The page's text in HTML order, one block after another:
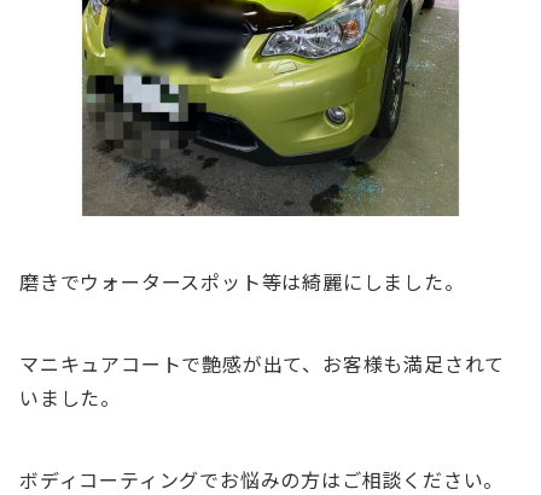
磨きでウォータースポット等は綺麗にしました。
マニキュアコートで艶感が出て、お客様も満足されて
いました。
ボディコーティングでお悩みの方はご相談ください。